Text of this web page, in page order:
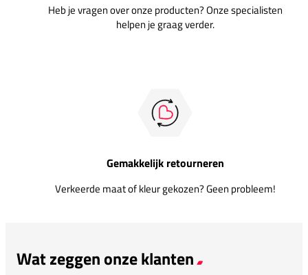
Heb je vragen over onze producten? Onze specialisten
helpen je graag verder.
Gemakkelijk retourneren
Verkeerde maat of kleur gekozen? Geen probleem!
Wat zeggen onze klanten